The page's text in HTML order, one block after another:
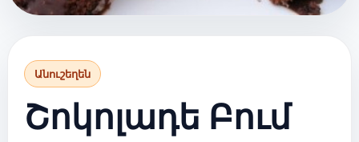
Անուշեղեն
Շոկոլադե Բում